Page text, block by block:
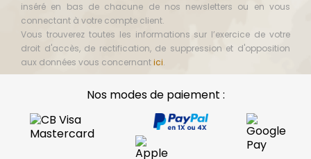
inséré en bas de chacune de nos newsletters ou en vous
connectant à votre compte client.
Vous trouverez toutes les informations sur l’exercice de votre
droit d'accès, de rectification, de suppression et d'opposition
aux données vous concernantici.
Nos modes de paiement :